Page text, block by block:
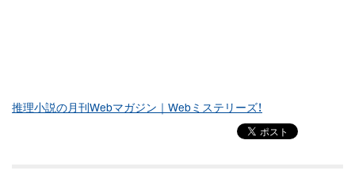
推理小説の月刊Webマガジン｜Webミステリーズ！